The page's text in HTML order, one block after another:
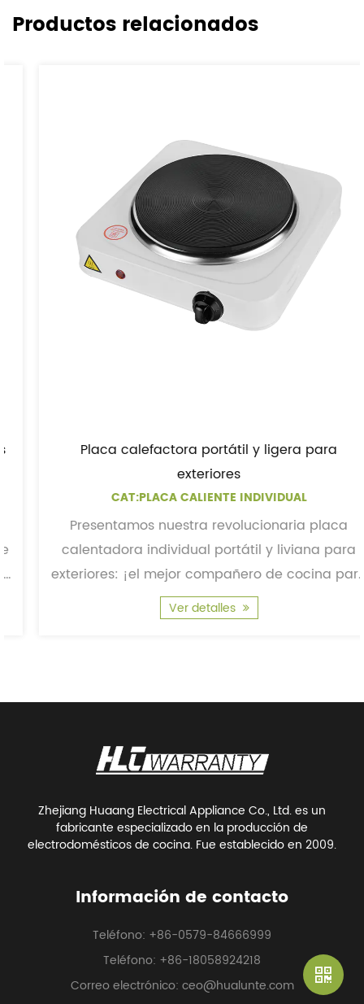
Productos relacionados
Placa calefactora portátil y ligera para
exteriores
CAT:PLACA CALIENTE INDIVIDUAL
Presentamos nuestra revolucionaria placa
calentadora individual portátil y liviana para
exteriores: ¡el mejor compañero de cocina para
entusiastas ...
Ver detalles
Zhejiang Huaang Electrical Appliance Co., Ltd. es un
fabricante especializado en la producción de
electrodomésticos de cocina. Fue establecido en 2009.
Información de contacto
Teléfono: +86-0579-84666999
Teléfono: +86-18058924218
Correo electrónico: ceo@hualunte.com